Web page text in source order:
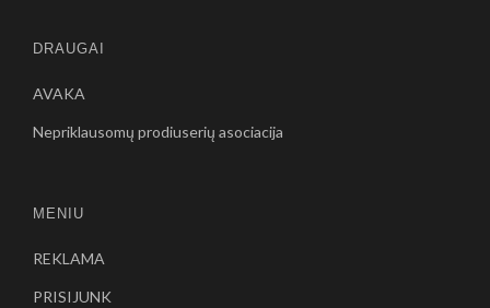
DRAUGAI
AVAKA
Nepriklausomų prodiuserių asociacija
MENIU
REKLAMA
PRISIJUNK